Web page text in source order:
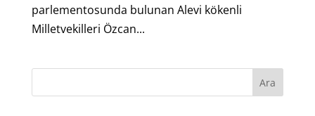
parlementosunda bulunan Alevi kökenli
Milletvekilleri Özcan...